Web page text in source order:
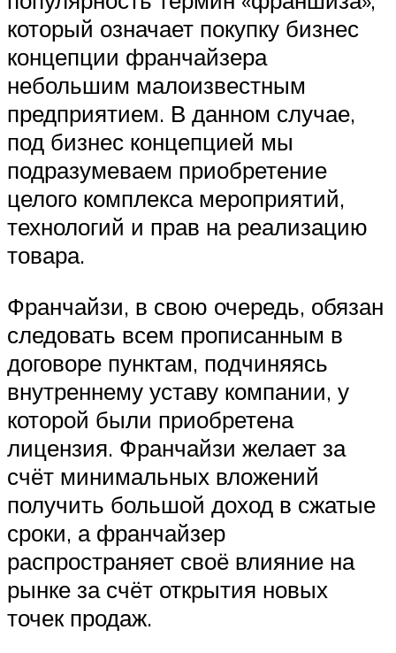
который означает покупку бизнес
концепции франчайзера
небольшим малоизвестным
предприятием. В данном случае,
под бизнес концепцией мы
подразумеваем приобретение
целого комплекса мероприятий,
технологий и прав на реализацию
товара.
Франчайзи, в свою очередь, обязан
следовать всем прописанным в
договоре пунктам, подчиняясь
внутреннему уставу компании, у
которой были приобретена
лицензия. Франчайзи желает за
счёт минимальных вложений
получить большой доход в сжатые
сроки, а франчайзер
распространяет своё влияние на
рынке за счёт открытия новых
точек продаж.